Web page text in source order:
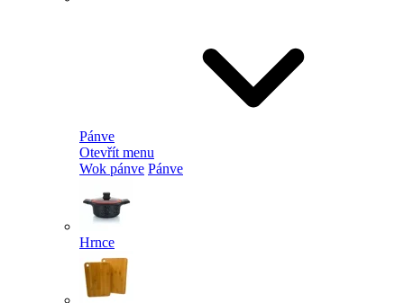
Pánve
Otevřít menu
Wok pánve Pánve
Hrnce